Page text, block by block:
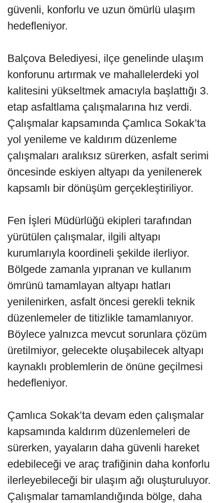
güvenli, konforlu ve uzun ömürlü ulaşım
hedefleniyor.
Balçova Belediyesi, ilçe genelinde ulaşım
konforunu artırmak ve mahallelerdeki yol
kalitesini yükseltmek amacıyla başlattığı 3.
etap asfaltlama çalışmalarına hız verdi.
Çalışmalar kapsamında Çamlıca Sokak’ta
yol yenileme ve kaldırım düzenleme
çalışmaları aralıksız sürerken, asfalt serimi
öncesinde eskiyen altyapı da yenilenerek
kapsamlı bir dönüşüm gerçekleştiriliyor.
Fen İşleri Müdürlüğü ekipleri tarafından
yürütülen çalışmalar, ilgili altyapı
kurumlarıyla koordineli şekilde ilerliyor.
Bölgede zamanla yıpranan ve kullanım
ömrünü tamamlayan altyapı hatları
yenilenirken, asfalt öncesi gerekli teknik
düzenlemeler de titizlikle tamamlanıyor.
Böylece yalnızca mevcut sorunlara çözüm
üretilmiyor, gelecekte oluşabilecek altyapı
kaynaklı problemlerin de önüne geçilmesi
hedefleniyor.
Çamlıca Sokak’ta devam eden çalışmalar
kapsamında kaldırım düzenlemeleri de
sürerken, yayaların daha güvenli hareket
edebileceği ve araç trafiğinin daha konforlu
ilerleyebileceği bir ulaşım ağı oluşturuluyor.
Çalışmalar tamamlandığında bölge, daha